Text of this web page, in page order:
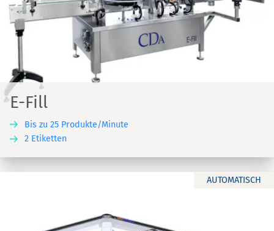
E-Fill
Bis zu 25 Produkte/Minute
2 Etiketten
AUTOMATISCH